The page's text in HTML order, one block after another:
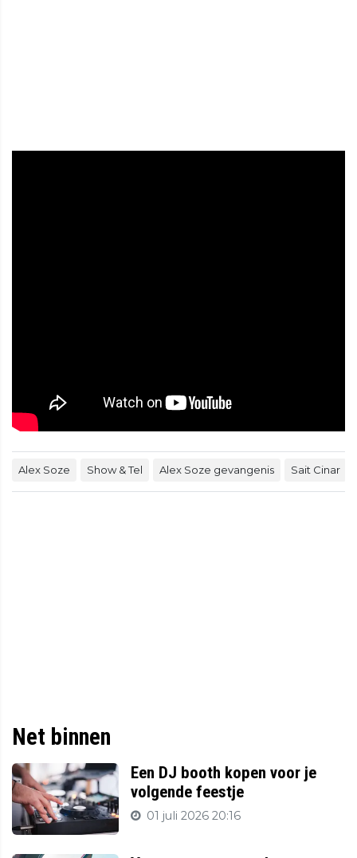
Alex Soze Show & Tel Alex Soze gevangenis Sait Cinar
Net binnen
Een DJ booth kopen voor je
volgende feestje
01 juli 2026 20:16